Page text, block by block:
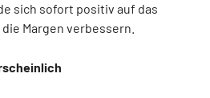
sich sofort positiv auf das
Margen verbessern.